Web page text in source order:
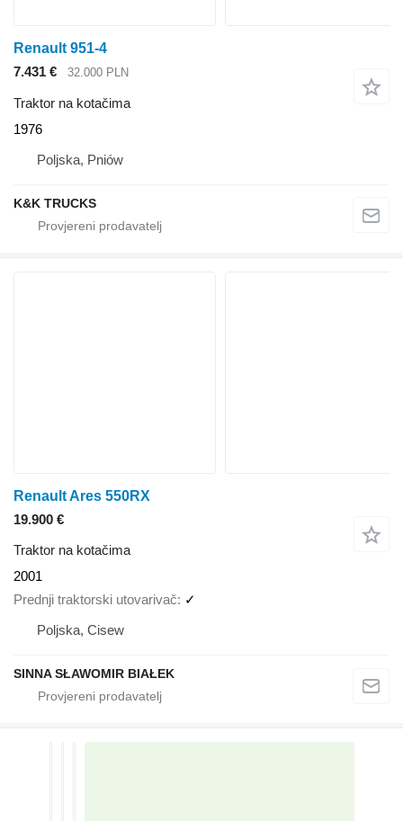
Renault 951-4
7.431 €
32.000 PLN
Traktor na kotačima
1976
Poljska, Pniów
K&K TRUCKS
Renault Ares 550RX
19.900 €
Traktor na kotačima
2001
Prednji traktorski utovarivač
✓
Poljska, Cisew
SINNA SŁAWOMIR BIAŁEK